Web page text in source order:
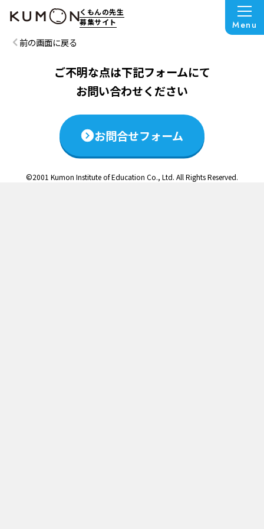
くもんの先生
募集サイト
Menu
この説明会は終了いたしました
前の画面に戻る
ご不明な点は下記フォームにて
お問い合わせください
お問合せフォーム
©2001 Kumon Institute of Education Co., Ltd. All Rights Reserved.